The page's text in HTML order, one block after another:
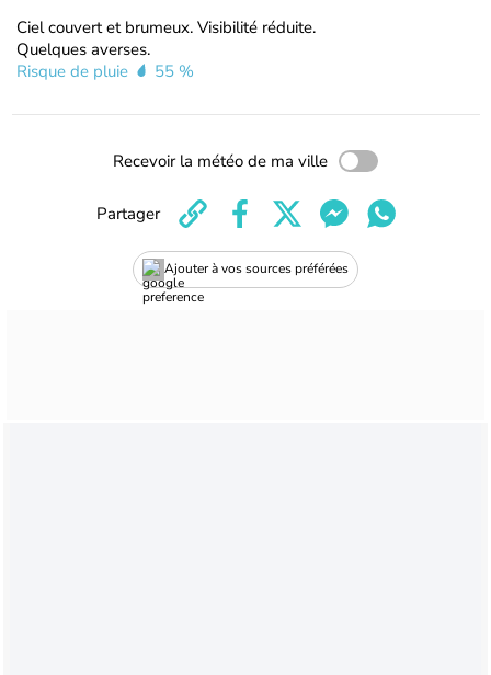
Ciel couvert et brumeux. Visibilité réduite.
Quelques averses.
Risque de pluie
55 %
Recevoir la météo de ma ville
Ajouter à vos sources préférées
Partager